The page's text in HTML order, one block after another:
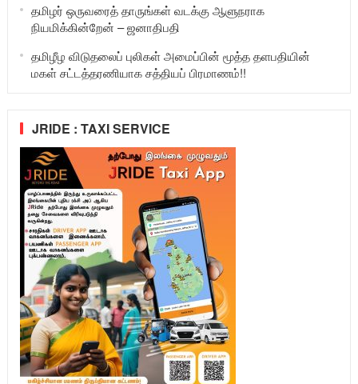
தமிழர் ஒருவரைத் தாருங்கள் வடக்கு ஆளுநராக
நியமிக்கின்றேன் – ஜனாதிபதி
தமிழீழ விடுதலைப் புலிகள் அமைப்பின் மூத்த தளபதியின்
மகள் சட்டத்தரணியாக சத்தியப் பிரமாணம்!!
JRIDE : TAXI SERVICE